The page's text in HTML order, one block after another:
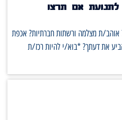
אם תרצו
ת מצלמה ורשתות חברתיות? אכפת
את דעתך? *בוא/י להיות רכז/ת